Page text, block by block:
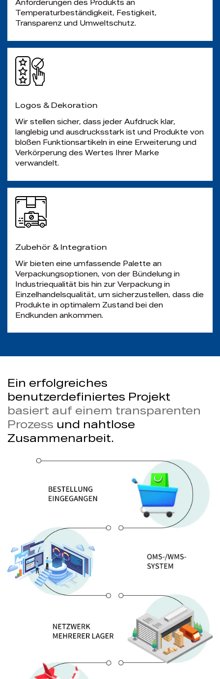
Anforderungen des Produkts an
Temperaturbeständigkeit, Festigkeit,
Transparenz und Umweltschutz.
Logos & Dekoration
Wir stellen sicher, dass jeder Aufdruck klar,
langlebig und ausdrucksstark ist und Produkte von
bloßen Funktionsartikeln in eine Erweiterung und
Verkörperung des Wertes Ihrer Marke
verwandelt.
Zubehör & Integration
Wir bieten eine umfassende Palette an
Verpackungsoptionen, von der Bündelung in
Industriequalität bis hin zur Verpackung in
Einzelhandelsqualität, um sicherzustellen, dass die
Produkte in optimalem Zustand bei den
Endkunden ankommen.
Ein erfolgreiches
benutzerdefiniertes Projekt
basiert auf einem transparenten
Prozess und nahtlose
Zusammenarbeit.